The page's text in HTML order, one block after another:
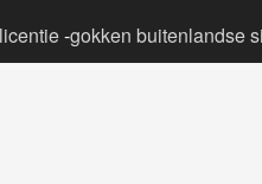
-gokken buitenlandse